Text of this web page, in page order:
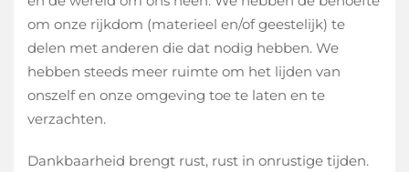
om onze rijkdom (materieel en/of geestelijk) te
delen met anderen die dat nodig hebben. We
hebben steeds meer ruimte om het lijden van
onszelf en onze omgeving toe te laten en te
verzachten.
Dankbaarheid brengt rust, rust in onrustige tijden.